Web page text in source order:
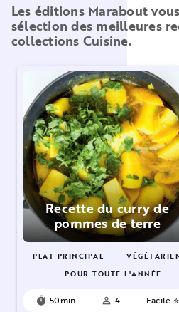
Les éditions Marabout
sélection des meilleures
collections Cuisine.
Recette du curry de
pommes de terre
PLAT PRINCIPAL
POUR TOUTE L'ANNÉE
timer 50min person_outline 4 Facile ⭐